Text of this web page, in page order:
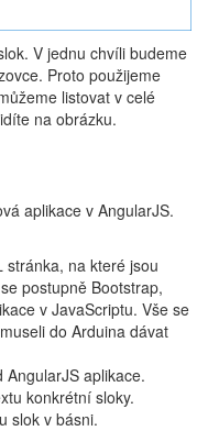
V jednu chvíli budeme
Proto použijeme
listovat v celé
na obrázku.
aplikace v AngularJS.
na které jsou
postupně Bootstrap,
v JavaScriptu. Vše se
do Arduina dávat
AngularJS aplikace.
konkrétní sloky.
slok v básni.